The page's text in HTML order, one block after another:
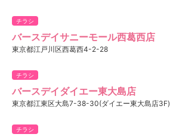
チラシ
バースデイサニーモール西葛西店
東京都江戸川区西葛西4-2-28
チラシ
バースデイダイエー東大島店
東京都江東区大島7-38-30(ダイエー東大島店3F)
チラシ